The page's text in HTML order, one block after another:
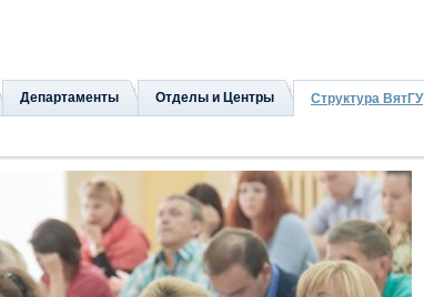
Департаменты Отделы и Центры Структура ВятГУ